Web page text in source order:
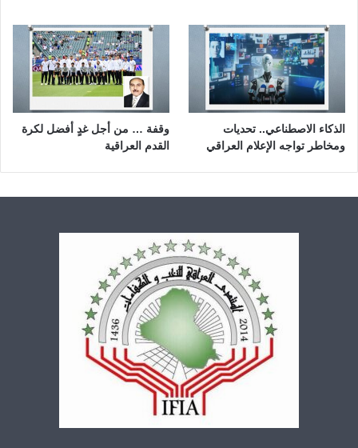
الذكاء الاصطناعي.. تحديات
ومخاطر تواجه الإعلام العراقي
وقفة … من أجل غدٍ أفضل لكرة
القدم العراقية